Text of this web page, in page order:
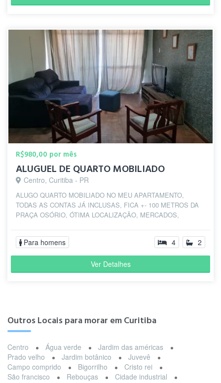
R$980,00 por mês
ALUGUEL DE QUARTO MOBILIADO
Centro, Curitiba - PR
ALUGO QUARTO MOBILIADO NO MEU APARTAMENTO,
TODAS AS CONTAS JÁ INCLUSAS, FICA +- 100 METROS DA
PRAÇA OSÓRIO, ÓTIMA LOCALIZAÇÃO, MERCADOS,
Para homens 4 2
Ver Detalhes
Outros Locais para morar em Curitiba
Centro Água verde
Jardim das américas
Prado velho
Jardim botânico
Juvevê
Campo comprido
Bigorrilho
Cristo rei
São francisco
Rebouças
Cidade industrial